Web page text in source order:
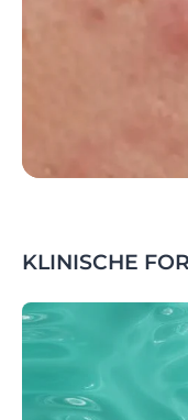
KLINISCHE